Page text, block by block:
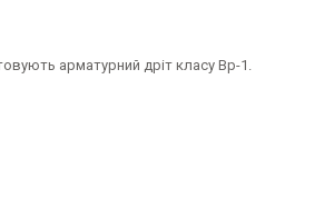
арматурний дріт класу Вр-1.